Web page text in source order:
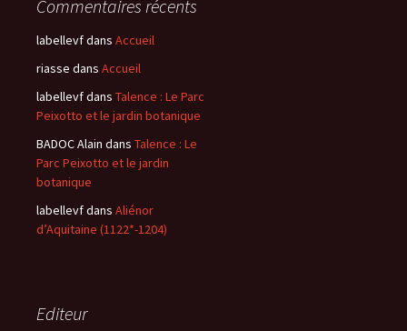
Commentaires récents
labellevfdans Accueil
riasse dans Accueil
labellevfdans Talence : Le Parc
Peixotto et le jardin botanique
BADOC Alain dans Talence : Le
Parc Peixotto et le jardin
botanique
labellevfdans Aliénor
d’Aquitaine (1122*-1204)
Editeur